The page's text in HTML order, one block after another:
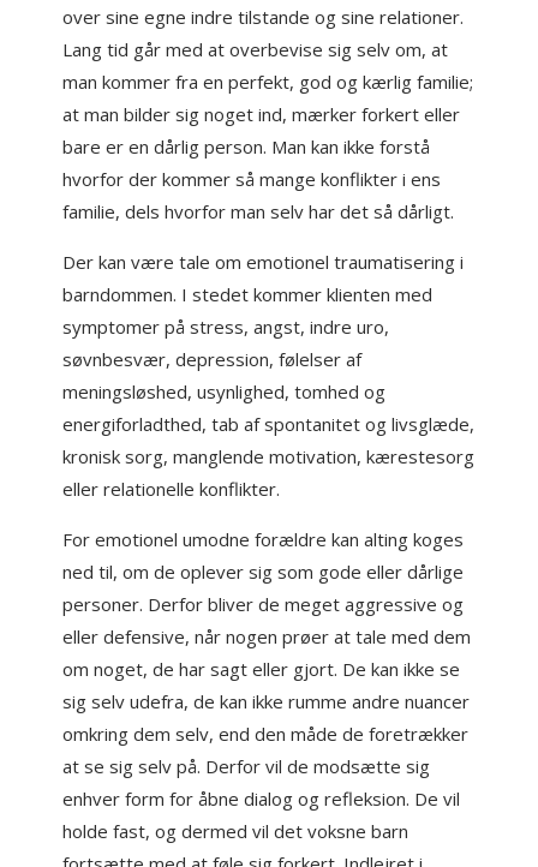
over sine egne indre tilstande og sine relationer.
Lang tid går med at overbevise sig selv om, at
man kommer fra en perfekt, god og kærlig familie;
at man bilder sig noget ind, mærker forkert eller
bare er en dårlig person. Man kan ikke forstå
hvorfor der kommer så mange konflikter i ens
familie, dels hvorfor man selv har det så dårligt.
Der kan være tale om emotionel traumatisering i
barndommen. I stedet kommer klienten med
symptomer på stress, angst, indre uro,
søvnbesvær, depression, følelser af
meningsløshed, usynlighed, tomhed og
energiforladthed, tab af spontanitet og livsglæde,
kronisk sorg, manglende motivation, kærestesorg
eller relationelle konflikter.
For emotionel umodne forældre kan alting koges
ned til, om de oplever sig som gode eller dårlige
personer. Derfor bliver de meget aggressive og
eller defensive, når nogen prøer at tale med dem
om noget, de har sagt eller gjort. De kan ikke se
sig selv udefra, de kan ikke rumme andre nuancer
omkring dem selv, end den måde de foretrækker
at se sig selv på. Derfor vil de modsætte sig
enhver form for åbne dialog og refleksion. De vil
holde fast, og dermed vil det voksne barn